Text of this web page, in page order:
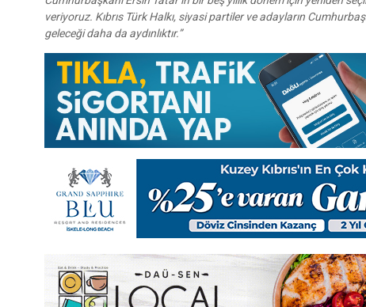
veriyoruz. Kıbrıs Türk Halkı, siyasi partiler ve adayların
geleceği daha da aydınlıktır.”